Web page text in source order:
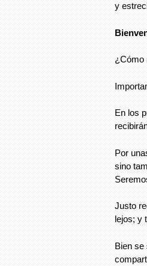
y
¿Cómo
En los
Por
sino
Justo
lejos; y
Bien se